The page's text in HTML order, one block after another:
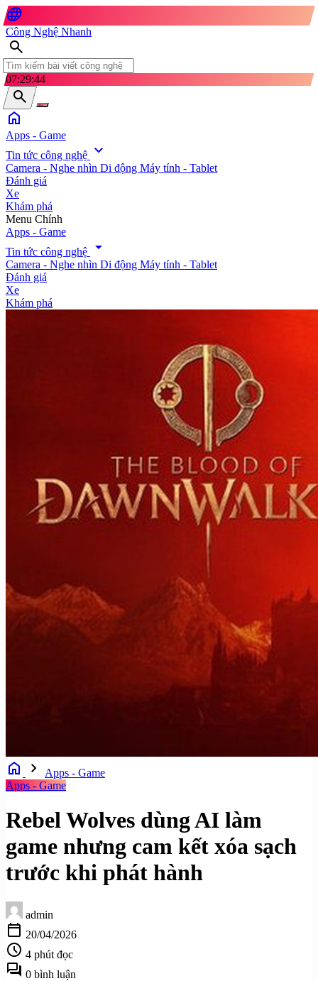
language
Công Nghệ Nhanh
search
07:29:45
search
home
Apps - Game
Tin tức công nghệ expand_more
Camera - Nghe nhìn Di động Máy tính - Tablet
Đánh giá
Xe
Khám phá
search
Menu Chính
Apps - Game
Tin tức công nghệ
arrow_drop_down
Camera - Nghe nhìn Di động Máy tính - Tablet
Đánh giá
Xe
Khám phá
home chevron_right
Apps - Game
Apps - Game
Rebel Wolves dùng AI làm
game nhưng cam kết xóa sạch
trước khi phát hành
admin
calendar_today 20/04/2026
schedule 4 phút đọc
forum 0 bình luận